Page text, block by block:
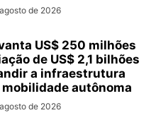
de 2026
US$ 250 milhões
de US$ 2,1 bilhões
a infraestrutura
autônoma
de 2026